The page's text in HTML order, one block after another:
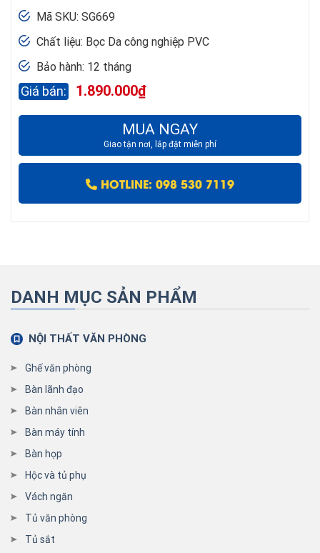
Mã SKU: SG669
Chất liệu: Bọc Da công nghiệp PVC
Bảo hành: 12 tháng
1.890.000₫
MUA NGAY
Giao tận nơi, lắp đặt miễn phí
HOTLINE: 098 530 7119
DANH MỤC SẢN PHẨM
NỘI THẤT VĂN PHÒNG
Ghế văn phòng
Bàn lãnh đạo
Bàn nhân viên
Bàn máy tính
Bàn họp
Hộc và tủ phụ
Vách ngăn
Tủ văn phòng
Tủ sắt